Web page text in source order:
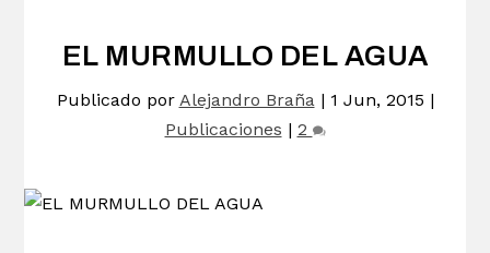
EL MURMULLO DEL AGUA
Publicado por Alejandro Braña| 1 Jun, 2015 |
Publicaciones | 2